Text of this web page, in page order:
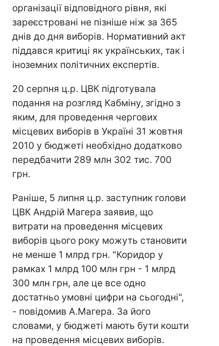
організації відповідного рівня, які
зареєстровані не пізніше ніж за 365
днів до дня виборів. Нормативний акт
піддався критиці як українських, так і
іноземних політичних експертів.
20 серпня ц.р. ЦВК підготувала
подання на розгляд Кабміну, згідно з
яким, для проведення чергових
місцевих виборів в Україні 31 жовтня
2010 у бюджеті необхідно додатково
передбачити 289 млн 302 тис. 700
грн.
Раніше, 5 липня ц.р. заступник голови
ЦВК Андрій Магера заявив, що
витрати на проведення місцевих
виборів цього року можуть становити
не менше 1 млрд грн. "Коридор у
рамках 1 млрд 100 млн грн - 1 млрд
300 млн грн, але це все одно
достатньо умовні цифри на сьогодні",
- повідомив А.Магера. За його
словами, у бюджеті мають бути кошти
на проведення місцевих виборів.